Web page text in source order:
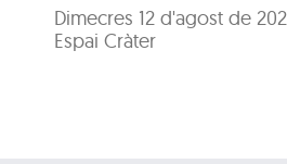
Dimecres 12 d'agost de
Espai Cràter